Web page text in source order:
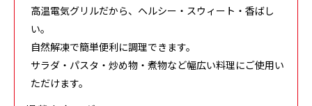
高温電気グリルだから、ヘルシー・スウィート・香ばし
い。
自然解凍で簡単便利に調理できます。
サラダ・パスタ・炒め物・煮物など幅広い料理にご使用い
ただけます。